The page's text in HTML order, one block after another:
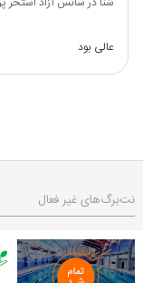
عالی بود
نت‌برگ‌های غیر فعال